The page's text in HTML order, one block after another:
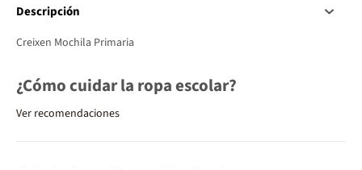
Descripción
Creixen Mochila Primaria
¿Cómo cuidar la ropa escolar?
Ver recomendaciones